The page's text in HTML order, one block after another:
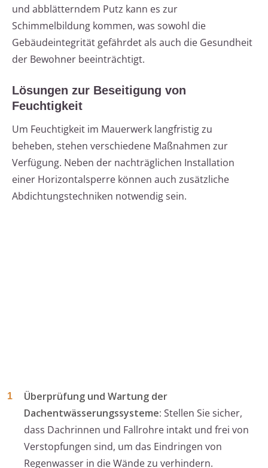
und abblätterndem Putz kann es zur
Schimmelbildung kommen, was sowohl die
Gebäudeintegrität gefährdet als auch die Gesundheit
der Bewohner beeinträchtigt.
Lösungen zur Beseitigung von
Feuchtigkeit
Um Feuchtigkeit im Mauerwerk langfristig zu
beheben, stehen verschiedene Maßnahmen zur
Verfügung. Neben der nachträglichen Installation
einer Horizontalsperre können auch zusätzliche
Abdichtungstechniken notwendig sein.
Überprüfung und Wartung der
Dachentwässerungssysteme: Stellen Sie sicher,
dass Dachrinnen und Fallrohre intakt und frei von
Verstopfungen sind, um das Eindringen von
Regenwasser in die Wände zu verhindern.